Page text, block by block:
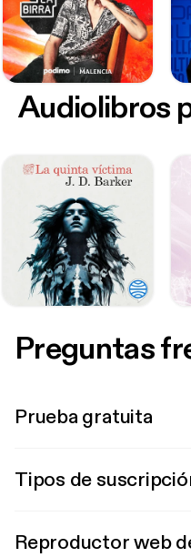
Audiolibros
Preguntas
Prueba gratuita
Tipos de
Reproductor web